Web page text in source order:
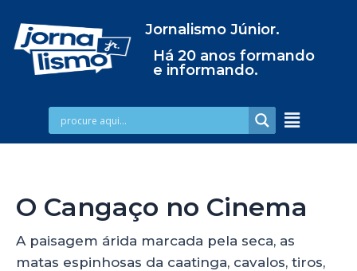
Jornalismo Júnior.
Há 20 anos formando
e informando.
O Cangaço no Cinema
A paisagem árida marcada pela seca, as
matas espinhosas da caatinga, cavalos, tiros,